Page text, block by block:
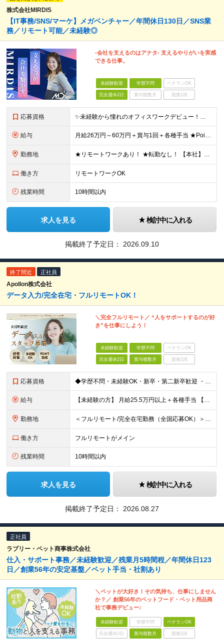
株式会社MIRDIS
【IT事務/SNS/マーケ】メガベンチャー／年間休日130日／SNS業
務／リモート可能／未経験◎
-会社を支えるのはアナタ- 支えるやりがいを実感
できる仕事。
未経験歓迎 学歴不問 ベテランOK
完全週休2日 賞与複数月 面接1回
応募資格 ✨未経験から憧れのオフィスワークデビュー！人柄・意欲重視の採用です✨ ＼学歴・経験不問！第二新卒歓迎♪／ 充実の研修制度あり◎ Web面接OK！ 「やってみたい！」その気持ちが応募資格です♪ ▼
給与 月給26万円～60万円＋賞与1回＋各種手当 ★Point：経験者の方は100％年収UPでの待遇提示も可能！ ※試用期間6カ月 ※期間中は月給23万円以上～スタート ※期間中は契約社員
勤務地 ★リモートワークあり！ ★転勤なし！ 【本社】東京都港区虎ノ門1-16-16 虎ノ門一丁目MGビル ∟虎ノ門駅から徒歩3分のピカピカのオフィス ※その他、1都3県を中心としたプロジェクト先 ※親会
働き方 リモートワークOK
残業時間 10時間以内
求人を見る 検討中に入れる
掲載終了予定日： 2026.09.10
終了間近 正社員
Apollon株式会社
データ入力/完全在宅・フルリモートOK！
＼完全フルリモート／ “人をサポートするのが好
き”を仕事にしよう！
未経験歓迎 学歴不問 ベテランOK
完全週休2日 賞与複数月 面接1回
応募資格 ◆学歴不問・未経験OK・新卒・第二新卒歓迎 ・フルリモートで自律的に働きたい方 ・PCの基本操作（タイピング・コピー＆ペースト）ができればOK！
給与 【未経験の方】 月給25.5万円以上＋各種手当 【事務経験3年以上の方】 月給28万円以上＋各種手当 ※経験・スキル・年齢を考慮の上、決定します ※試用期間：3ヶ月(雇用形態は正社員、給与・待遇に
勤務地 ＜フルリモート/完全在宅勤務（全国応募OK）＞ ★自宅/カフェなど、あなたが働きやすい場所で働けます ★転居を伴う転勤はありません ★全国47都道府県どこからでも応募OK ■本社 東京都新宿区山吹町
働き方 フルリモートがメイン
残業時間 10時間以内
求人を見る 検討中に入れる
掲載終了予定日： 2026.08.27
正社員
ラブリー・ペット商事株式会社
仕入・サポート事務／未経験歓迎／残業月5時間程／年間休日123
日／創業56年の安定基盤／ペット手当・社割あり
＼ペットが大好き！その気持ち、仕事にしません
か？／ 創業56年のペットフード・ペット用品商
社で事務デビュー♪
未経験歓迎 学歴不問 ベテランOK
完全週休2日 賞与複数月 面接1回